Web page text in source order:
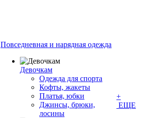
Повседневная и нарядная одежда
Девочкам
Одежда для спорта
Кофты, жакеты
Платья, юбки
Джинсы, брюки,
лосины
+
ЕЩЕ